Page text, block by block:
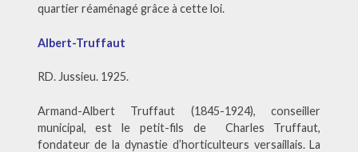
quartier réaménagé grâce à cette loi.
Albert-Truffaut
RD. Jussieu. 1925.
Armand-Albert Truffaut (1845-1924), conseiller
municipal, est le petit-fils de Charles Truffaut,
fondateur de la dynastie d’horticulteurs versaillais. La